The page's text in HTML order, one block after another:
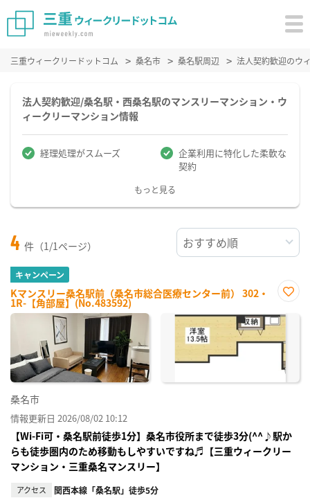
三重ウィークリードットコム 桑名市 桑名駅周辺 法人契約歓迎のウ
法人契約歓迎/桑名駅・西桑名駅のマンスリーマンション・ウ
ィークリーマンション情報
経理処理がスムーズ
企業利用に特化した柔軟な
契約
もっと見る
4 件（1/1ページ）
キャンペーン
Kマンスリー桑名駅前（桑名市総合医療センター前） 302・
1R-【角部屋】(No.483592)
に入
り登
桑名市
情報更新日 2026/08/02 10:12
【Wi-Fi可・桑名駅前徒歩1分】桑名市役所まで徒歩3分(^^♪駅か
らも徒歩圏内のため移動もしやすいですね♬【三重ウィークリー
マンション・三重桑名マンスリー】
アクセス 関西本線「桑名駅」徒歩5分